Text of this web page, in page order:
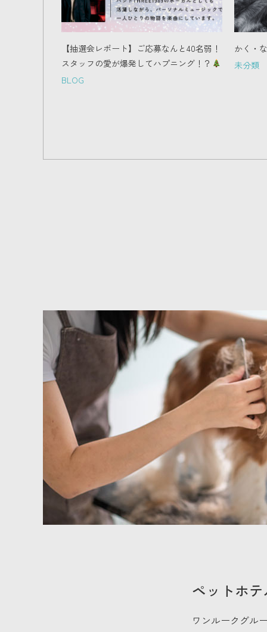
【抽選会レポート】ご応募なんと40名弱！
スタッフの愛が爆発してハプニング！？
BLOG
かく・
未分類
ペットホ
ワンルークグル